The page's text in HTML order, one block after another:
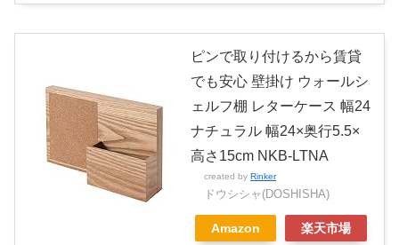
ピンで取り付けるから賃貸
でも安心 壁掛け ウォールシ
ェルフ棚 レターケース 幅24
ナチュラル 幅24×奥行5.5×
高さ15cm NKB-LTNA
created by Rinker
ドウシシャ(DOSHISHA)
Amazon 楽天市場